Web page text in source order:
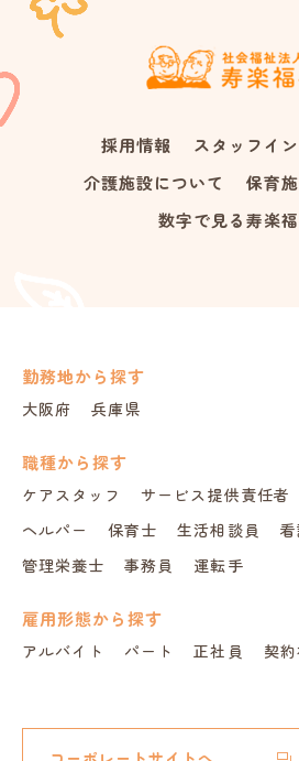
採用情報
スタッフイ
介護施設について
保育
数字で見る寿楽
勤務地から探す
大阪府 兵庫県
職種から探す
ケアスタッフ サービス提供責任者
ヘルパー
保育士 生活相談員
管理栄養士
事務員 運転手
雇用形態から探す
アルバイト パート 正社員 契